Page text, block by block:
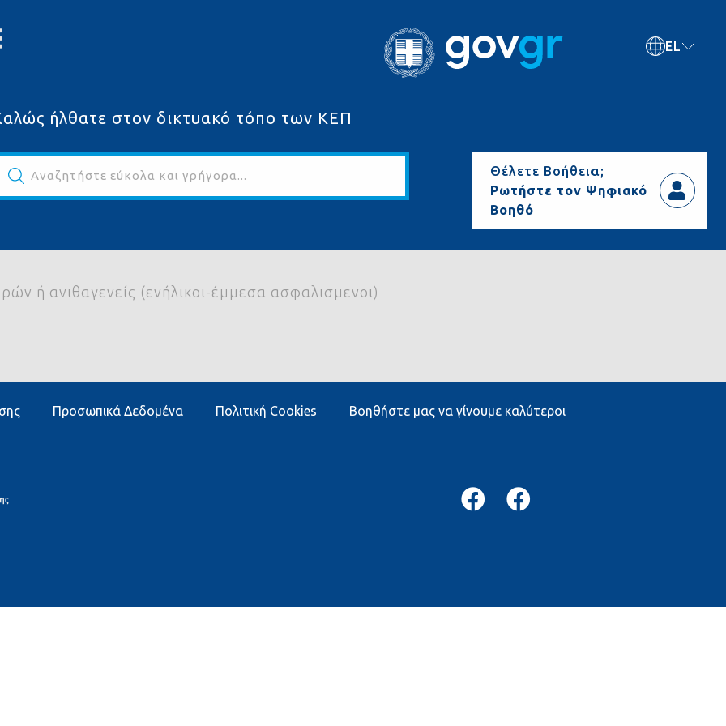
ήλθατε στον δικτυακό τόπο των ΚΕΠ
Αναζητήστε εύκολα και γρήγορα...
EL
Θέλετε Βοήθεια;
Ρωτήστε τον Ψηφιακό
Βοηθό
ή ανιθαγενείς (ενήλικοι-έμμεσα ασφαλισμενοι)
Προσωπικά Δεδομένα Πολιτική Cookies Βοηθήστε μας να γίνουμε καλύτεροι